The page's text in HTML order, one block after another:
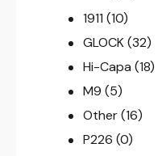
1911 (10)
GLOCK (32)
Hi-Capa (18)
M9 (5)
Other (16)
P226 (0)